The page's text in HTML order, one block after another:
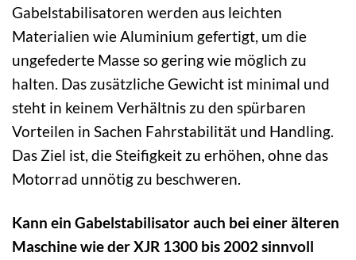
Gabelstabilisatoren werden aus leichten
Materialien wie Aluminium gefertigt, um die
ungefederte Masse so gering wie möglich zu
halten. Das zusätzliche Gewicht ist minimal und
steht in keinem Verhältnis zu den spürbaren
Vorteilen in Sachen Fahrstabilität und Handling.
Das Ziel ist, die Steifigkeit zu erhöhen, ohne das
Motorrad unnötig zu beschweren.
Kann ein Gabelstabilisator auch bei einer älteren
Maschine wie der XJR 1300 bis 2002 sinnvoll